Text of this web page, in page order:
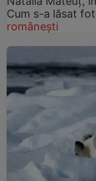
Cum s-a lăsat
românești